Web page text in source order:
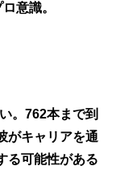
意識。
。762本まで到
がキャリアを通
る可能性がある